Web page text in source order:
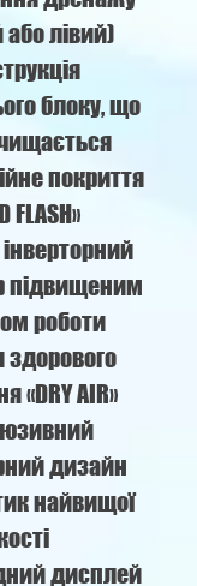
лівий)
блоку, що
покриття
FLASH»
підвищеним
роботи
здорового
«DRY AIR»
дизайн
найвищої
дисплей